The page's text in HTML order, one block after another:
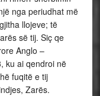
nga periudhat më
llojeve; të
së tij. Siç qe
Anglo –
ku ai qendroi në
fuqitë e tij
Zarës.